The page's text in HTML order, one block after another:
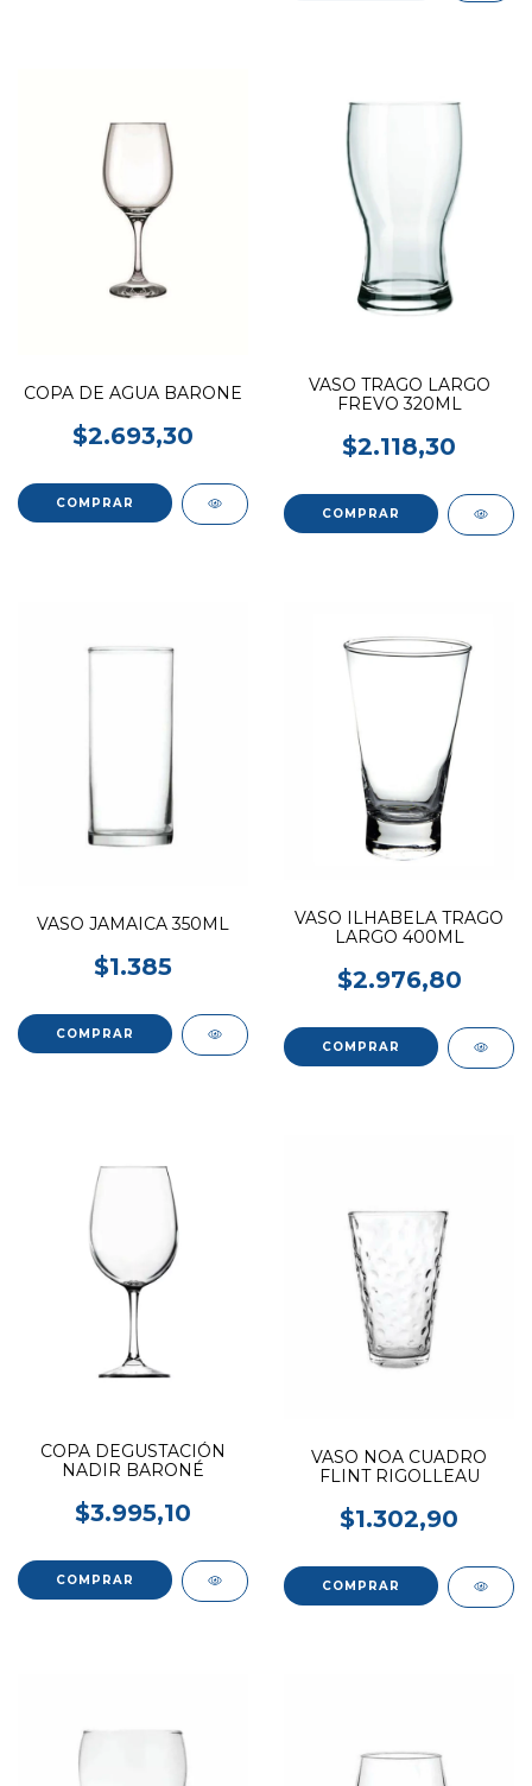
COPA DE AGUA BARONE
$2.693,30
VASO TRAGO LARGO
FREVO 320ML
$2.118,30
VASO JAMAICA 350ML
$1.385
VASO ILHABELA TRAGO
LARGO 400ML
$2.976,80
COPA DEGUSTACIÓN
NADIR BARONÉ
$3.995,10
VASO NOA CUADRO
FLINT RIGOLLEAU
$1.302,90